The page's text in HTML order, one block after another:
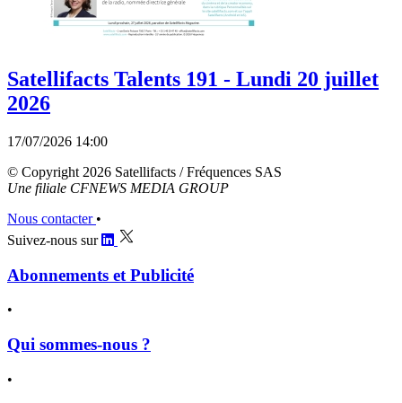
Satellifacts Talents 191 - Lundi 20 juillet
2026
17/07/2026 14:00
© Copyright 2026 Satellifacts / Fréquences SAS
Une filiale CFNEWS MEDIA GROUP
Nous contacter •
Suivez-nous sur
Abonnements et Publicité
•
Qui sommes-nous ?
•